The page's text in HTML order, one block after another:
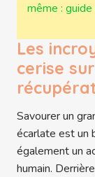
même :
Les
cerise
Savourer un
écarlate est un
également un
humain.